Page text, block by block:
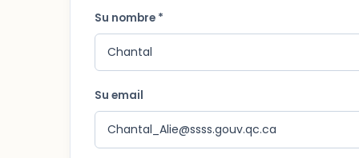
Su nombre *
Su email